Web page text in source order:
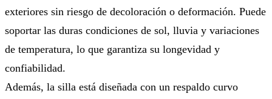
exteriores sin riesgo de decoloración o deformación. Puede
soportar las duras condiciones de sol, lluvia y variaciones
de temperatura, lo que garantiza su longevidad y
confiabilidad.
Además, la silla está diseñada con un respaldo curvo